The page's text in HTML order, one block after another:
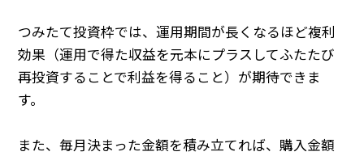
つみたて投資枠では、運用期間が長くなるほど複利
効果（運用で得た収益を元本にプラスしてふたたび
再投資することで利益を得ること）が期待できま
す。
また、毎月決まった金額を積み立てれば、購入金額